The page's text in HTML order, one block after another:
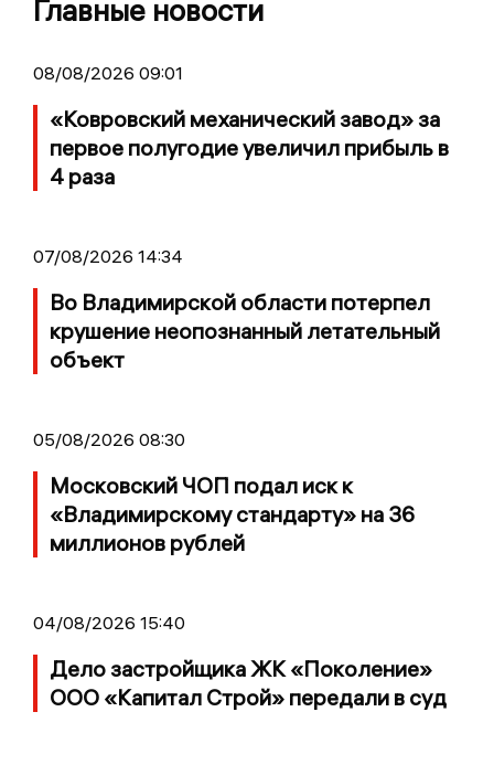
Главные новости
08/08/2026 09:01
«Ковровский механический завод» за
первое полугодие увеличил прибыль в
4 раза
07/08/2026 14:34
Во Владимирской области потерпел
крушение неопознанный летательный
объект
05/08/2026 08:30
Московский ЧОП подал иск к
«Владимирскому стандарту» на 36
миллионов рублей
04/08/2026 15:40
Дело застройщика ЖК «Поколение»
ООО «Капитал Строй» передали в суд